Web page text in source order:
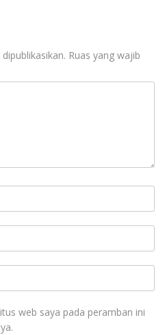
Ruas yang wajib
web saya pada peramban ini